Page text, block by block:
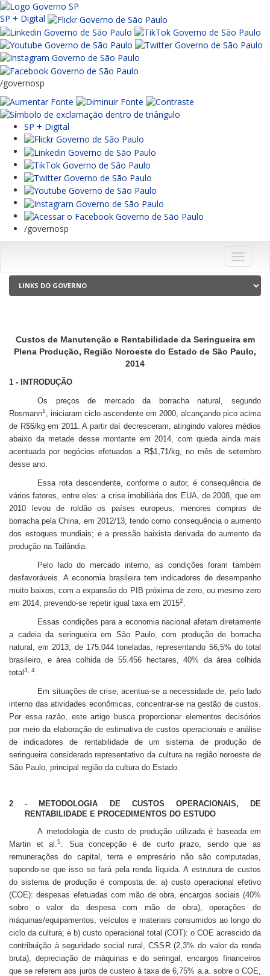
SP + Digital
/governosp
SP + Digital
/governosp
Menu
Custos de Manutenção e Rentabilidade da Seringueira em
Plena Produção, Região Noroeste do Estado de São Paulo,
2014
1 - INTRODUÇÃO
Os preços de mercado da borracha natural, segundo
Rosmann1
, iniciaram ciclo ascendente em 2000, alcançando pico acima
de R$6/kg em 2011. A partir daí decresceram, atingindo valores médios
abaixo da metade desse montante em 2014, com queda ainda mais
acentuada por negócios efetuados a R$1,71/kg, no mês de setembro
desse ano.
Essa rota descendente, conforme o autor, é consequência de
vários fatores, entre eles: a crise imobiliária dos EUA, de 2008, que em
2010 levou de roldão os países europeus; menores compras de
borracha pela China, em 2012/13, tendo como consequência o aumento
dos estoques mundiais; e a pressão baixista derivada do aumento da
produção na Tailândia.
Pelo lado do mercado interno, as condições foram também
desfavoráveis. A economia brasileira tem indicadores de desempenho
muito baixos, com a expansão do PIB próxima de zero, ou mesmo zero
em 2014, prevendo-se repetir igual taxa em 20152
Essas condições para a economia nacional afetam diretamente
a cadeia da seringueira em São Paulo, com produção de borracha
natural, em 2013, de 175.044 toneladas, representando 56,5% do total
brasileiro, e área colhida de 55.456 hectares, 40% da área colhida
total 3, 4
Em situações de crise, acentua-se a necessidade de, pelo lado
interno das atividades econômicas, concentrar-se na gestão de custos.
Por essa razão, este artigo busca proporcionar elementos decisórios
por meio da elaboração de estimativa de custos operacionais e análise
de indicadores de rentabilidade de um sistema de produção de
seringueira considerado representativo da cultura na região noroeste de
São Paulo, principal região da cultura do Estado.
2 -
METODOLOGIA DE CUSTOS OPERACIONAIS, DE
RENTABILIDADE E PROCEDIMENTOS DO ESTUDO
A metodologia de custo de produção utilizada é baseada em
Martin et al.5
. Sua concepção é de curto prazo, sendo que as
remunerações do capital, terra e empresário não são computadas,
supondo-se que isso se fará pela renda líquida. A estrutura de custos
do sistema de produção é composta de: a) custo operacional efetivo
(COE): despesas efetuadas com mão de obra, encargos sociais (40%
sobre o valor da despesa com mão de obra), operações de
máquinas/equipamentos, veículos e materiais consumidos ao longo do
ciclo da cultura; e b) custo operacional total (COT): o COE acrescido da
contribuição à seguridade social rural, CSSR (2,3% do valor da renda
bruta), depreciação de máquinas e do seringal, encargos financeiros
que se referem aos juros de custeio à taxa de 6,75% a.a. sobre o COE,